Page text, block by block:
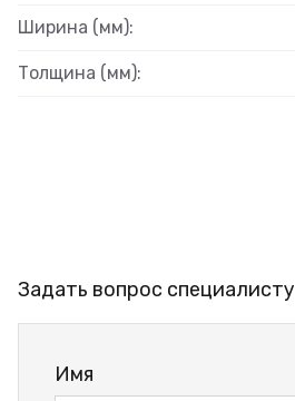
Ширина (мм):
Толщина (мм):
Задать вопрос специалисту
Имя